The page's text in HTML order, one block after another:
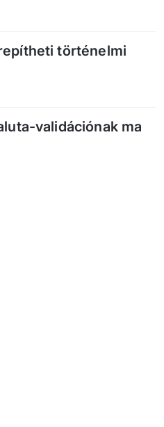
történelmi
validációnak ma